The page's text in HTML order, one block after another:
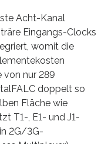
Acht-Kanal
Eingangs-Clocks
womit die
von nur 289
doppelt so
Fläche wie
T1-, E1- und J1-
2G/3G-